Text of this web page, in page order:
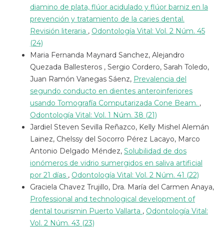
diamino de plata, flúor acidulado y flúor barniz en la
prevención y tratamiento de la caries dental.
Revisión literaria , Odontología Vital: Vol. 2 Núm. 45
(24)
Maria Fernanda Maynard Sanchez, Alejandro
Quezada Ballesteros , Sergio Cordero, Sarah Toledo,
Juan Ramón Vanegas Sáenz, Prevalencia del
segundo conducto en dientes anteroinferiores
usando Tomografía Computarizada Cone Beam. ,
Odontología Vital: Vol. 1 Núm. 38 (21)
Jardiel Steven Sevilla Reñazco, Kelly Mishel Alemán
Lainez, Chelssy del Socorro Pérez Lacayo, Marco
Antonio Delgado Méndez, Solubilidad de dos
ionómeros de vidrio sumergidos en saliva artificial
por 21 días , Odontología Vital: Vol. 2 Núm. 41 (22)
Graciela Chavez Trujillo, Dra. María del Carmen Anaya,
Professional and technological development of
dental tourismin Puerto Vallarta , Odontología Vital:
Vol. 2 Núm. 43 (23)